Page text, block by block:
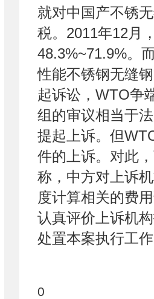
就对中国产不锈
税。2011年12月
48.3%~71.9%。
性能不锈钢无缝
起诉讼，WTO争
组的审议相当于
提起上诉。但
件的上诉。对此
称，中方对上诉
度计算相关的费
认真评价上诉机
处置本案执行工
0